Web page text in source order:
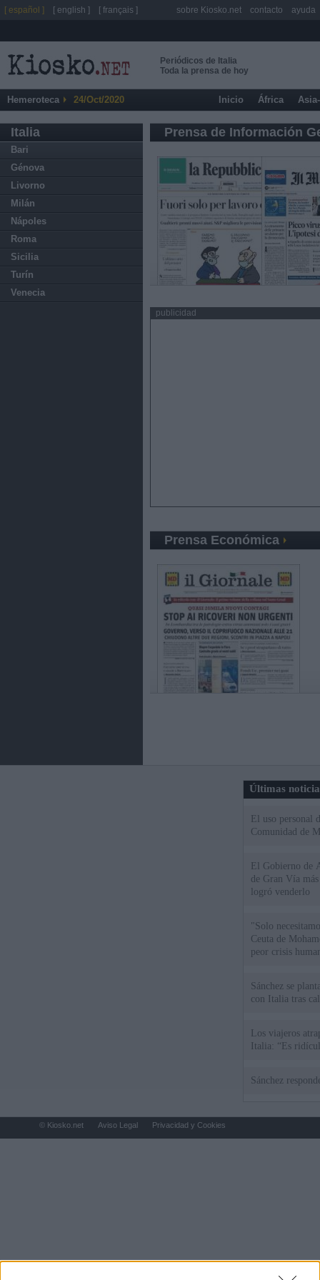
Periódicos de Italia
Toda la prensa de hoy
Hemeroteca 24/Oct/2020 Inicio África
Italia
Bari
Génova
Livorno
Milán
Nápoles
Roma
Sicilia
Turín
Venecia
Prensa de Información
publicidad
Prensa Económica
Últimas
El uso personal
Comunidad de
El Gobierno de
de Gran Vía
logró venderlo
"Solo
Ceuta de
peor crisis
Sánchez se
con Italia tras
Los viajeros
Italia: “Es
Sánchez
[ español ] [ english ] [ français ] sobre Kiosko.net contacto ayuda
© Kiosko.net Aviso Legal Privacidad y Cookies